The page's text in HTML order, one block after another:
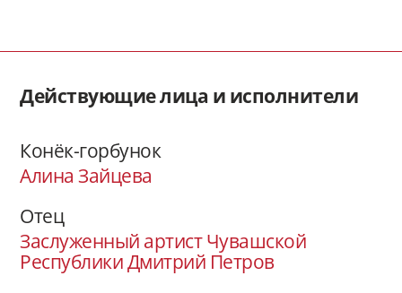
Действующие лица и исполнители
Конёк-горбунок
Алина Зайцева
Отец
Заслуженный артист Чувашской
Республики Дмитрий Петров